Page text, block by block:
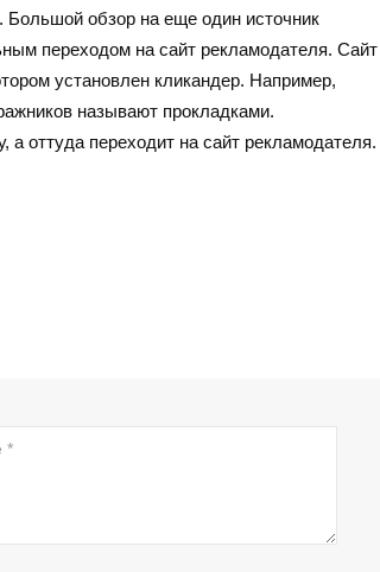
обзор на еще один источник
переходом на сайт рекламодателя. Сайт
установлен кликандер. Например,
называют прокладками.
оттуда переходит на сайт рекламодателя.